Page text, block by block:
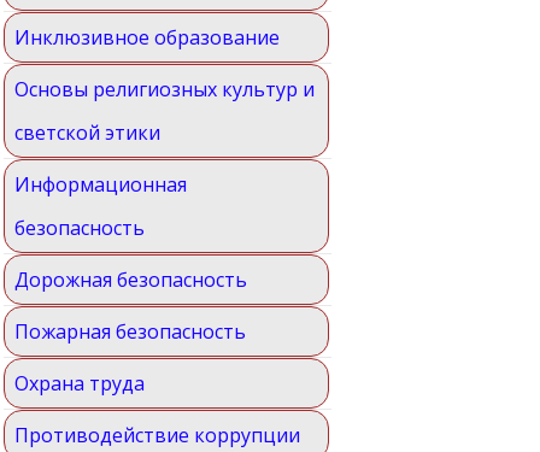
Инклюзивное образование
Основы религиозных культур и
светской этики
Информационная
безопасность
Дорожная безопасность
Пожарная безопасность
Охрана труда
Противодействие коррупции